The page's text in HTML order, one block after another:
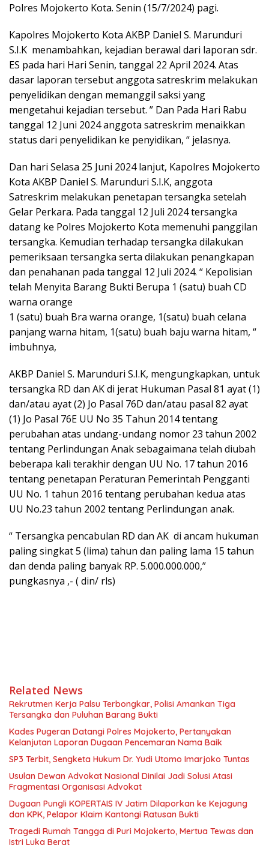
Polres Mojokerto Kota. Senin (15/7/2024) pagi.
Kapolres Mojokerto Kota AKBP Daniel S. Marunduri
S.I.K menambahkan, kejadian berawal dari laporan sdr.
ES pada hari Hari Senin, tanggal 22 April 2024. Atas
dasar laporan tersebut anggota satreskrim melakukan
penyelidikan dengan memanggil saksi yang
mengetahui kejadian tersebut. ” Dan Pada Hari Rabu
tanggal 12 Juni 2024 anggota satreskrim menaikkan
status dari penyelidikan ke penyidikan, “ jelasnya.
Dan hari Selasa 25 Juni 2024 lanjut, Kapolres Mojokerto
Kota AKBP Daniel S. Marunduri S.I.K, anggota
Satreskrim melakukan penetapan tersangka setelah
Gelar Perkara. Pada tanggal 12 Juli 2024 tersangka
datang ke Polres Mojokerto Kota memenuhi panggilan
tersangka. Kemudian terhadap tersangka dilakukan
pemeriksaan tersangka serta dilakukan penangkapan
dan penahanan pada tanggal 12 Juli 2024. “ Kepolisian
telah Menyita Barang Bukti Berupa 1 (satu) buah CD
warna orange
1 (satu) buah Bra warna orange, 1(satu) buah celana
panjang warna hitam, 1(satu) buah baju warna hitam, “
imbuhnya,
AKBP Daniel S. Marunduri S.I.K, mengungkapkan, untuk
tersangka RD dan AK di jerat Hukuman Pasal 81 ayat (1)
dan/atau ayat (2) Jo Pasal 76D dan/atau pasal 82 ayat
(1) Jo Pasal 76E UU No 35 Tahun 2014 tentang
perubahan atas undang-undang nomor 23 tahun 2002
tentang Perlindungan Anak sebagaimana telah diubah
beberapa kali terakhir dengan UU No. 17 tahun 2016
tentang penetapan Peraturan Pemerintah Pengganti
UU No. 1 tahun 2016 tentang perubahan kedua atas
UU No.23 tahun 2002 tentang Perlindungan anak.
“ Tersangka pencabulan RD dan AK di ancam hukuman
paling singkat 5 (lima) tahun dan paling lama 15 tahun
dan denda paling banyak RP. 5.000.000.000,”
pungkasnya ,- ( din/ rls)
Related News
Rekrutmen Kerja Palsu Terbongkar, Polisi Amankan Tiga
Tersangka dan Puluhan Barang Bukti
Kades Pugeran Datangi Polres Mojokerto, Pertanyakan
Kelanjutan Laporan Dugaan Pencemaran Nama Baik
SP3 Terbit, Sengketa Hukum Dr. Yudi Utomo Imarjoko Tuntas
Usulan Dewan Advokat Nasional Dinilai Jadi Solusi Atasi
Fragmentasi Organisasi Advokat
Dugaan Pungli KOPERTAIS IV Jatim Dilaporkan ke Kejagung
dan KPK, Pelapor Klaim Kantongi Ratusan Bukti
Tragedi Rumah Tangga di Puri Mojokerto, Mertua Tewas dan
Istri Luka Berat